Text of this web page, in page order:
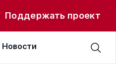
Поддержать проект
Новости